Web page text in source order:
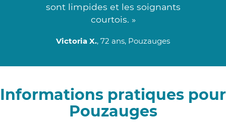
sont limpides et les soignants
courtois. »
Victoria X., 72 ans, Pouzauges
Informations pratiques pour
Pouzauges